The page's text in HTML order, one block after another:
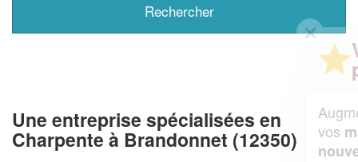
Une entreprise spécialisées en
Charpente à Brandonnet (12350)
✕
Augmentez votrechiffre d'affaireset
vosmargestout en gagnant de
nouveaux clients!